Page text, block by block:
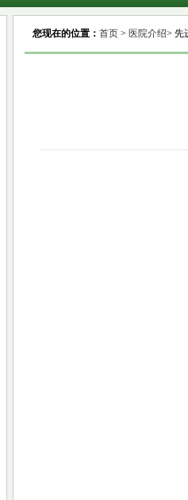
您现在的位置： 首页 > 医院介绍> 先